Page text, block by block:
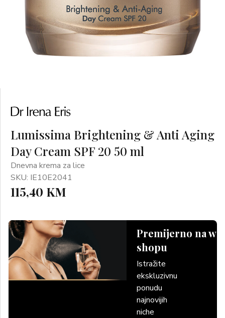
Lumissima Brightening & Anti Aging
Day Cream SPF 20 50 ml
Dnevna krema za lice
SKU: IE10E2041
115,40 KM
Premijerno na
shopu
Istražite
ekskluzivnu
ponudu
najnovijih
niche